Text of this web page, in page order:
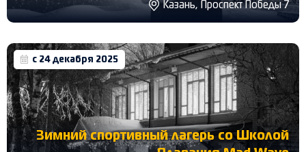
Казань, Проспект Победы 7
с 24 декабря 2025
Зимний спортивный лагерь со Школой